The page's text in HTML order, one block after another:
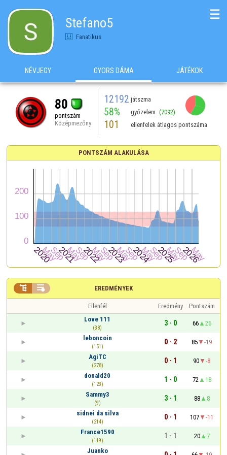
Stefano5
Fanatikus
☰
NÉVJEGY GYORS DÁMA JÁTÉKOK
80
pontszám
Középmezőny
12192 játszma
58% győzelem (7092)
101 ellenfelek átlagos pontszáma
PONTSZÁM ALAKULÁSA
EREDMÉNYEK
 
Ellenfél Eredmény
Pontszám
Love 111
(38)
3 - 0 66
26
leboncoin
(151)
0 - 2 85
-19
AgiTC
(278)
0 - 1 90
-8
donald20
(123)
1 - 0 72
18
Sammy3
(9)
3 - 1 88
8
sidnei da silva
(214)
0 - 1 107
-11
France1590
(119)
1 - 1 20
7
Juanko